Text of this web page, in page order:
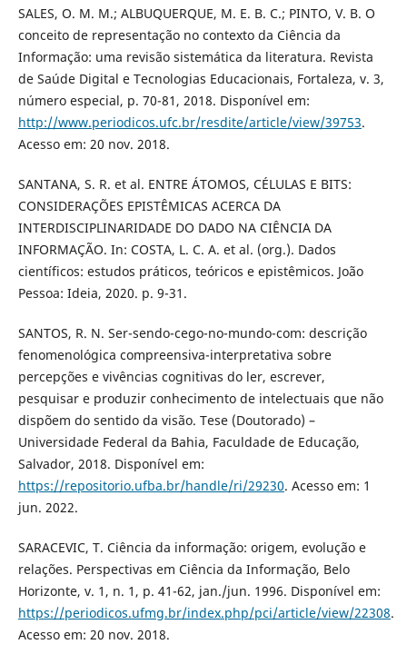
SALES, O. M. M.; ALBUQUERQUE, M. E. B. C.; PINTO, V. B. O
conceito de representação no contexto da Ciência da
Informação: uma revisão sistemática da literatura. Revista
de Saúde Digital e Tecnologias Educacionais, Fortaleza, v. 3,
número especial, p. 70-81, 2018. Disponível em:
http://www.periodicos.ufc.br/resdite/article/view/39753.
Acesso em: 20 nov. 2018.
SANTANA, S. R. et al. ENTRE ÁTOMOS, CÉLULAS E BITS:
CONSIDERAÇÕES EPISTÊMICAS ACERCA DA
INTERDISCIPLINARIDADE DO DADO NA CIÊNCIA DA
INFORMAÇÃO. In: COSTA, L. C. A. et al. (org.). Dados
científicos: estudos práticos, teóricos e epistêmicos. João
Pessoa: Ideia, 2020. p. 9-31.
SANTOS, R. N. Ser-sendo-cego-no-mundo-com: descrição
fenomenológica compreensiva-interpretativa sobre
percepções e vivências cognitivas do ler, escrever,
pesquisar e produzir conhecimento de intelectuais que não
dispõem do sentido da visão. Tese (Doutorado) –
Universidade Federal da Bahia, Faculdade de Educação,
Salvador, 2018. Disponível em:
https://repositorio.ufba.br/handle/ri/29230. Acesso em: 1
jun. 2022.
SARACEVIC, T. Ciência da informação: origem, evolução e
relações. Perspectivas em Ciência da Informação, Belo
Horizonte, v. 1, n. 1, p. 41-62, jan./jun. 1996. Disponível em:
https://periodicos.ufmg.br/index.php/pci/article/view/22308.
Acesso em: 20 nov. 2018.